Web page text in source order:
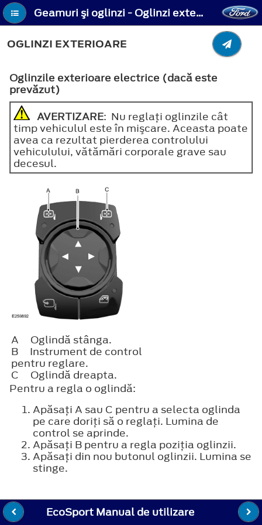
Geamuri şi oglinzi - Oglinzi exterioare
OGLINZI EXTERIOARE
Oglinzile exterioare electrice (dacă este
prevăzut)
AVERTIZARE: Nu reglaţi oglinzile cât
timp vehiculul este în mişcare. Aceasta poate
avea ca rezultat pierderea controlului
vehiculului, vătămări corporale grave sau
decesul.
A
Oglindă stânga.
B
Instrument de control
pentru reglare.
C
Oglindă dreapta.
Pentru a regla o oglindă:
Apăsaţi A sau C pentru a selecta oglinda
pe care doriţi să o reglaţi. Lumina de
control se aprinde.
Apăsaţi B pentru a regla poziţia oglinzii.
Apăsaţi din nou butonul oglinzii. Lumina se
stinge.
EcoSport Manual de utilizare